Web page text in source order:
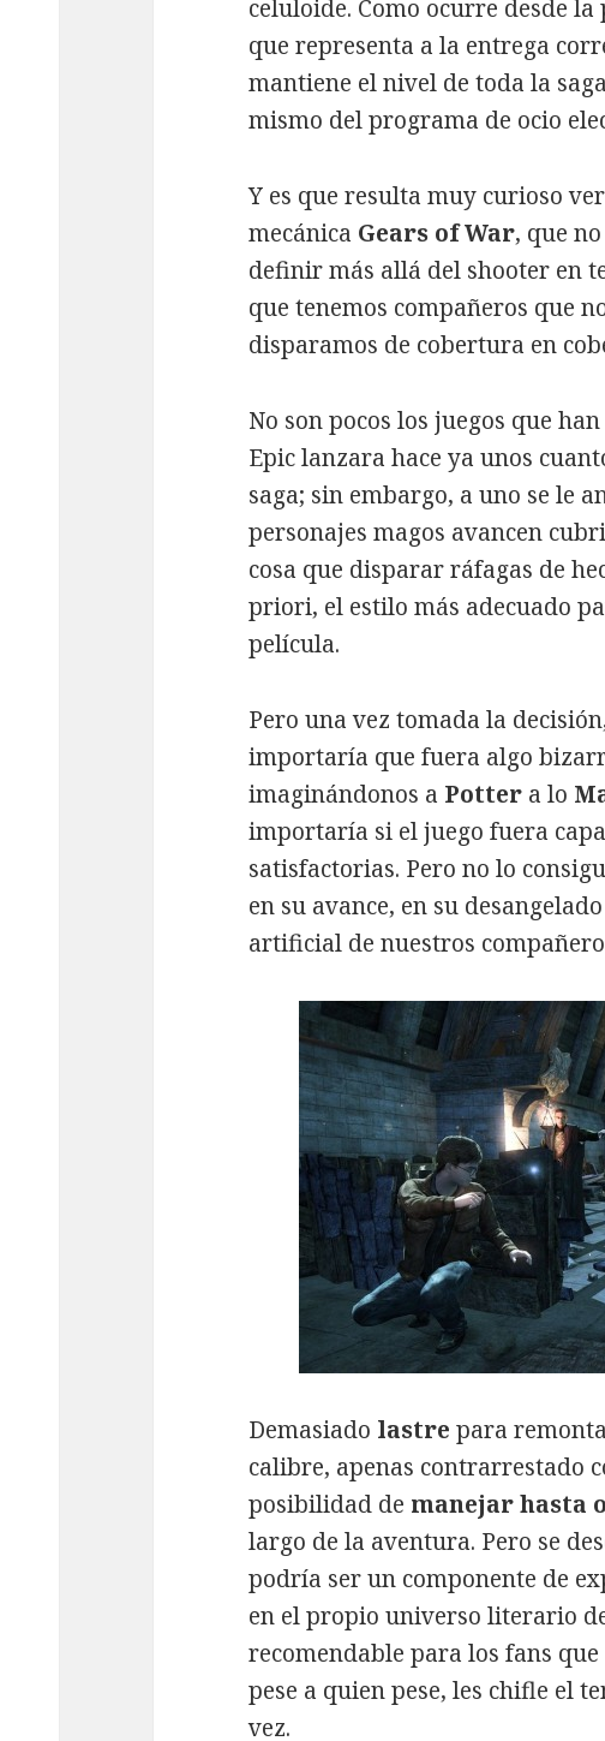
celuloide. Como ocurre desde
que representa a la entrega
mantiene el nivel de toda la
mismo del programa de ocio
Y es que resulta muy curioso
mecánica Gears of War, que
definir más allá del shooter en
que tenemos compañeros que
disparamos de cobertura en
No son pocos los juegos que
Epic lanzara hace ya unos
saga; sin embargo, a uno se le
personajes magos avancen
cosa que disparar ráfagas de
priori, el estilo más adecuado
película.
Pero una vez tomada la
importaría que fuera algo
imaginándonos a Potter a lo
importaría si el juego fuera
satisfactorias. Pero no lo
en su avance, en su
artificial de nuestros
Demasiado lastre para
calibre, apenas contrarrestado
posibilidad de manejar hasta
largo de la aventura. Pero se
podría ser un componente de
en el propio universo literario
recomendable para los fans
pese a quien pese, les chifle el
vez.